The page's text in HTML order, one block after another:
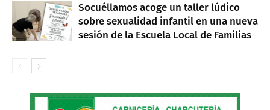
Socuéllamos acoge un taller lúdico
sobre sexualidad infantil en una nueva
sesión de la Escuela Local de Familias